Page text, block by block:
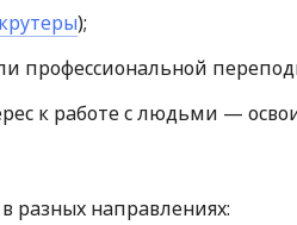
);
профессиональной
к работе с людьми —
разных направлениях: